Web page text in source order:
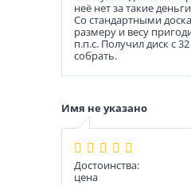
неё нет за такие
Со стандартными
размеру и весу
п.п.с. Получил диск с
собрать.
Имя не указано
Достоинства:
цена